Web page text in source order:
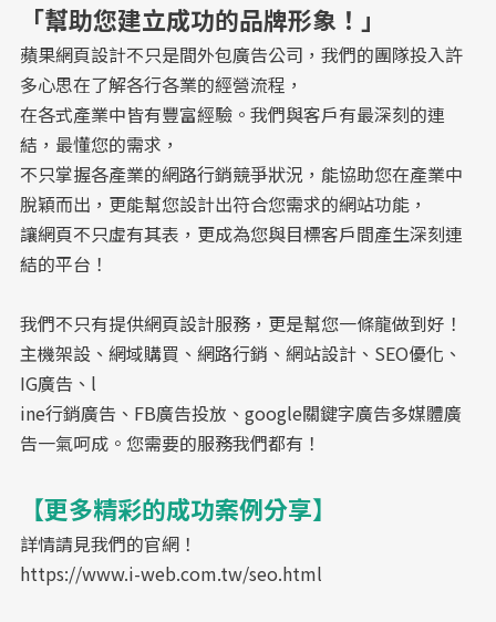
「幫助您建立成功的品牌形象！」
蘋果網頁設計不只是間外包廣告公司，我們的團隊投入許
多心思在了解各行各業的經營流程，
在各式產業中皆有豐富經驗。我們與客戶有最深刻的連
結，最懂您的需求，
不只掌握各產業的網路行銷競爭狀況，能協助您在產業中
脫穎而出，更能幫您設計出符合您需求的網站功能，
讓網頁不只虛有其表，更成為您與目標客戶間產生深刻連
結的平台！
我們不只有提供網頁設計服務，更是幫您一條龍做到好！
主機架設、網域購買、網路行銷、網站設計、 SEO優化 、
IG廣告、l
ine行銷廣告、FB廣告投放、google關鍵字廣告多媒體廣
告一氣呵成。您需要的服務我們都有！
【更多精彩的成功案例分享】
詳情請見我們的官網！
https://www.i-web.com.tw/seo.html